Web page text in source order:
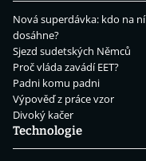
Nová superdávka: kdo na ní
dosáhne?
Sjezd sudetských Němců
Proč vláda zavádí EET?
Padni komu padni
Výpověď z práce vzor
Divoký kačer
Technologie